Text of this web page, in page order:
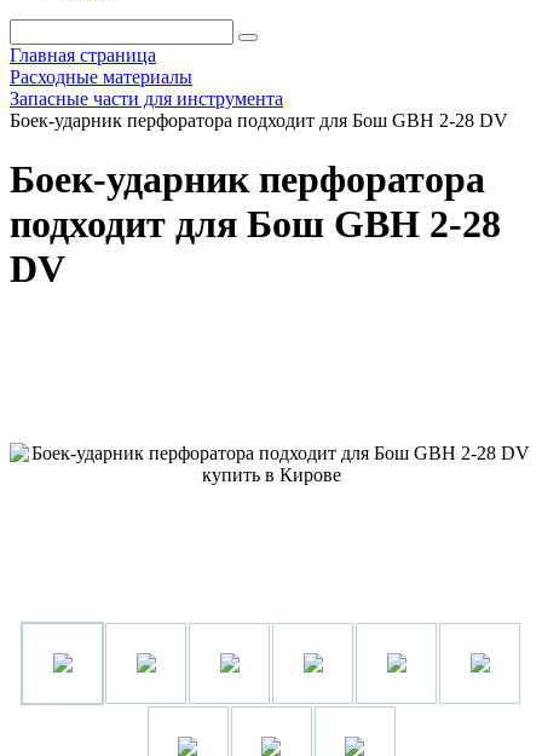
Главная страница
Расходные материалы
Запасные части для инструмента
Боек-ударник перфоратора подходит для Бош GBH 2-28 DV
Боек-ударник перфоратора
подходит для Бош GBH 2-28
DV